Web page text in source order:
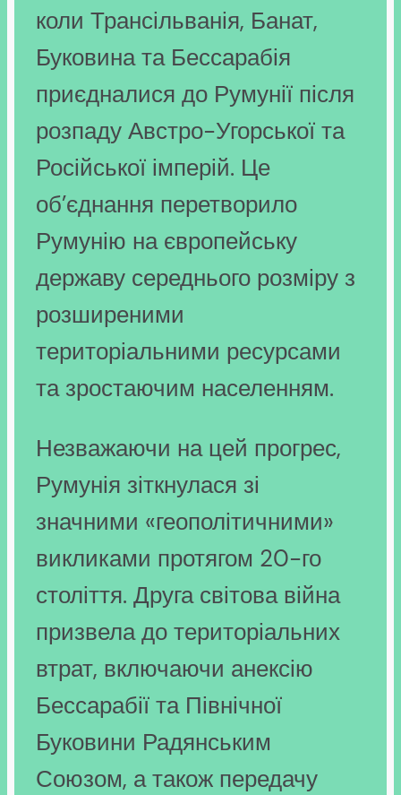
коли Трансільванія, Банат,
Буковина та Бессарабія
приєдналися до Румунії після
розпаду Австро-Угорської та
Російської імперій. Це
об’єднання перетворило
Румунію на європейську
державу середнього розміру з
розширеними
територіальними ресурсами
та зростаючим населенням.
Незважаючи на цей прогрес,
Румунія зіткнулася зі
значними «геополітичними»
викликами протягом 20-го
століття. Друга світова війна
призвела до територіальних
втрат, включаючи анексію
Бессарабії та Північної
Буковини Радянським
Союзом, а також передачу